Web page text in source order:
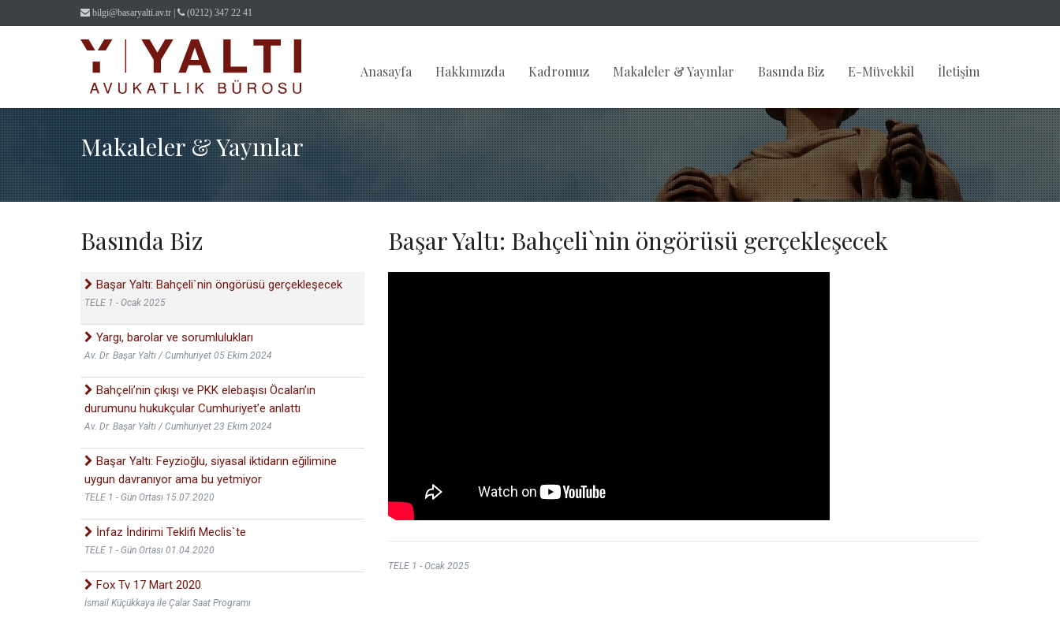
bilgi@basaryalti.av.tr (0212) 347 22 41
Anasayfa Hakkımızda Kadromuz Makaleler & Yayınlar Basında Biz E-Müvekkil İletişim
Makaleler & Yayınlar
Basında Biz
Başar Yaltı: Bahçeli`nin öngörüsü gerçekleşecek
TELE 1 - Ocak 2025
Yargı, barolar ve sorumlulukları
Av. Dr. Başar Yaltı / Cumhuriyet 05 Ekim 2024
Bahçeli’nin çıkışı ve PKK elebaşısı Öcalan’ın
durumunu hukukçular Cumhuriyet’e anlattı
Av. Dr. Başar Yaltı / Cumhuriyet 23 Ekim 2024
Başar Yaltı: Feyzioğlu, siyasal iktidarın eğilimine
uygun davranıyor ama bu yetmiyor
TELE 1 - Gün Ortası 15.07.2020
İnfaz İndirimi Teklifi Meclis`te
TELE 1 - Gün Ortası 01.04.2020
Fox Tv 17 Mart 2020
İsmail Küçükkaya ile Çalar Saat Programı
Başar Yaltı: Bahçeli`nin öngörüsü gerçekleşecek
TELE 1 - Ocak 2025